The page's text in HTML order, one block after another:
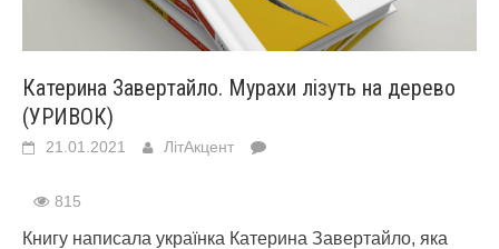
Катерина Завертайло. Мурахи лізуть на дерево
(УРИВОК)
21.01.2021 ЛітАкцент
815
Книгу написала українка Катерина Завертайло, яка